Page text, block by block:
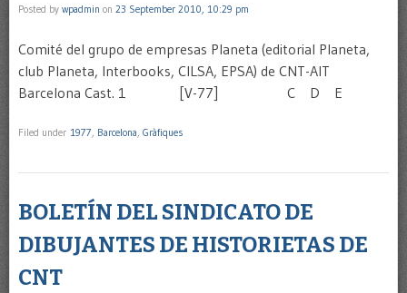
Posted by wpadmin on 23 September 2010, 10:29 pm
Comité del grupo de empresas Planeta (editorial Planeta,
club Planeta, Interbooks, CILSA, EPSA) de CNT-AIT
Barcelona Cast. 1 [V-77] C D E
Filed under 1977, Barcelona, Gràfiques
BOLETÍN DEL SINDICATO DE
DIBUJANTES DE HISTORIETAS DE
CNT